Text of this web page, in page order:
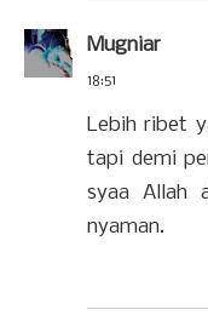
Mugniar
18:51
Lebih ribet
tapi demi
syaa Allah
nyaman.